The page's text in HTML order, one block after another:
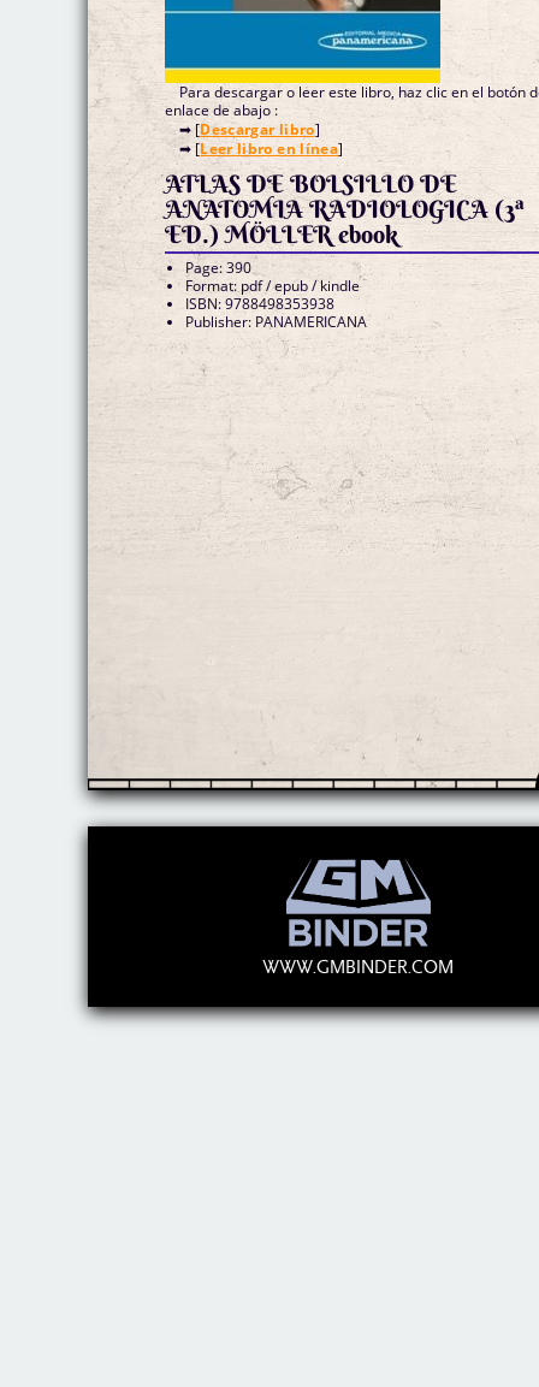
Para descargar o leer este libro, haz clic en el botón
enlace de abajo :
➡ [Descargar libro]
➡ [Leer libro en línea]
ATLAS DE BOLSILLO DE
ANATOMIA RADIOLOGICA (3ª
ED.) MÖLLER ebook
Page: 390
Format: pdf / epub / kindle
ISBN: 9788498353938
Publisher: PANAMERICANA
WWW.GMBINDER.COM